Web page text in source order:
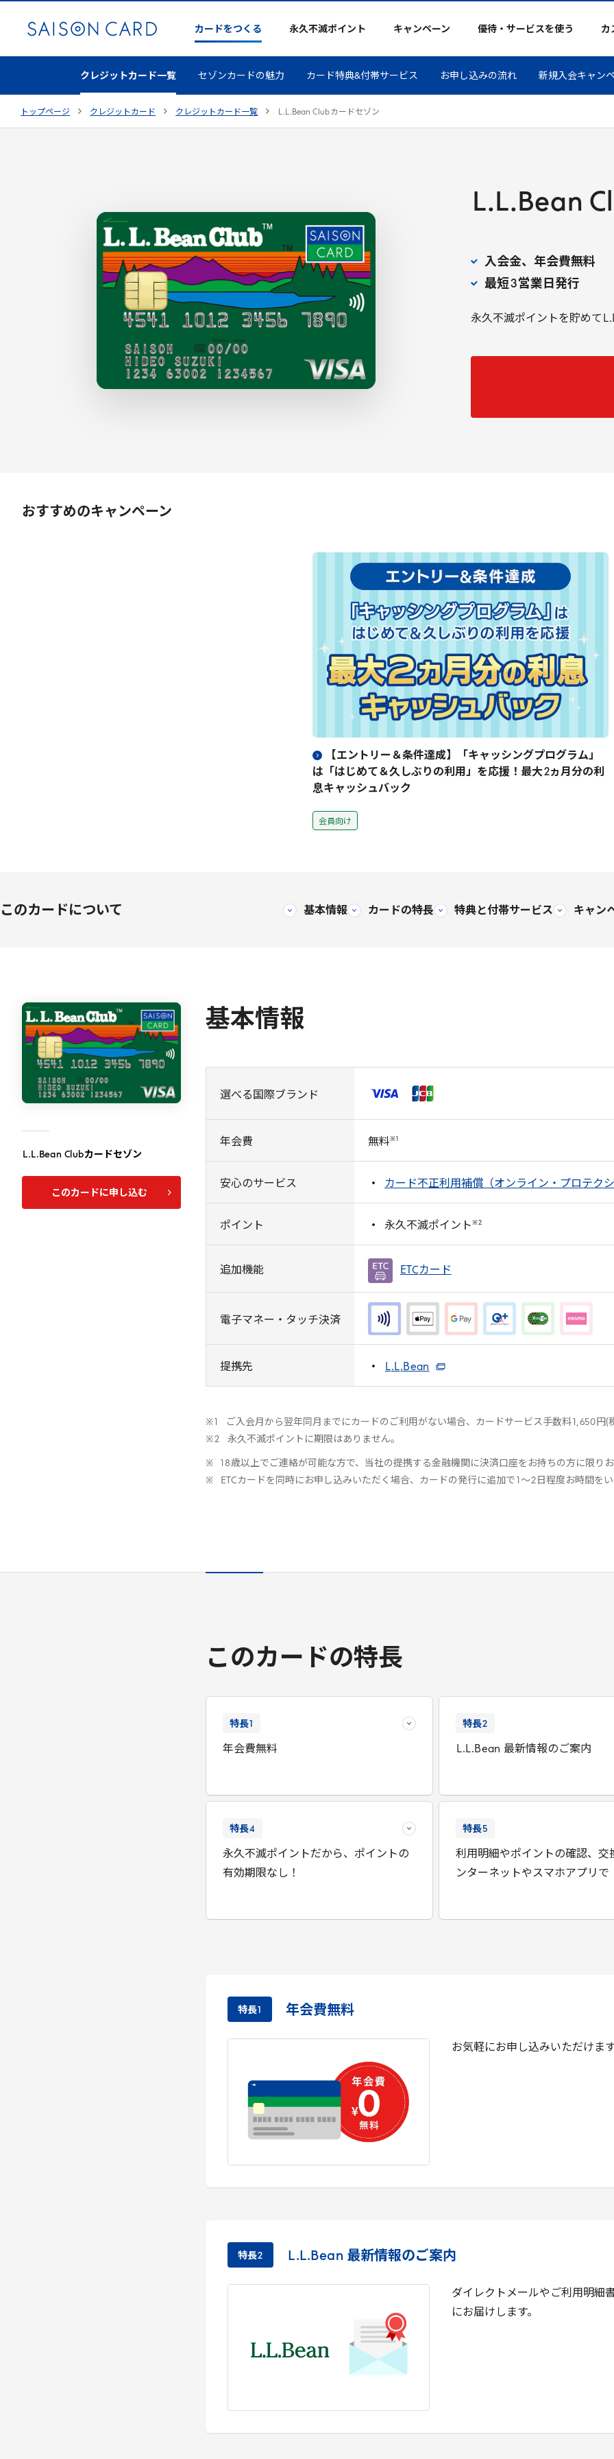
カードをつくる 永久不滅ポイント キャンペーン 優待・サービスを使う カ
クレジットカード一覧 セゾンカードの魅力 カード特典&付帯サービス お申し込みの流れ 新規入会キャン
トップページ クレジットカード クレジットカード一覧 L. L. Bean Clubカードセゾン
L.L.Bean
入会金、年会費無料
最短3営業日発行
永久不滅ポイントを貯めて L.
おすすめのキャンペーン
【エントリー＆条件達成】「キャッシングプログラム」
は「はじめて＆久しぶりの利用」を応援！最大2ヵ月分の利
息キャッシュバック
会員向け
このカードについて 基本情報 カードの特長 特典と付帯サービス キャン
L. L. Bean Clubカードセゾン
このカードに申し込む
基本情報
選べる国際ブランド
年会費 無料※
安心のサービス カード不正利用補償（オンライン・プロテク
ポイント 永久不滅ポイント ※2
追加機能 ETCカード
電子マネー・タッチ決済
提携先 L.L.Bean
ご入会月から翌年同月までにカードのご利用がない場合、カードサービス手数料 ,650 円(
永久不滅ポイントに期限はありません。
18 歳以上でご連絡が可能な方で、当社の提携する金融機関に決済口座をお持ちの方に限り
ETCカードを同時にお申し込みいただく場合、カードの発行に追加で ～2 日程度お時間を
このカードの特長
特長1
年会費無料
特長2
L.L.Bean 最新情報のご案内
特長4
永久不滅ポイントだから、ポイントの
有効期限なし！
特長5
利用明細やポイントの確認、交
ンターネットやスマホアプリで
特長1 年会費無料
お気軽にお申し込みいただけま
特長2 L. L. Bean 最新情報のご案内
ダイレクトメールやご利用明細
にお届けします。